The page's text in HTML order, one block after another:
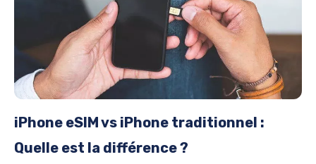
iPhone eSIM vs iPhone traditionnel :
Quelle est la différence ?